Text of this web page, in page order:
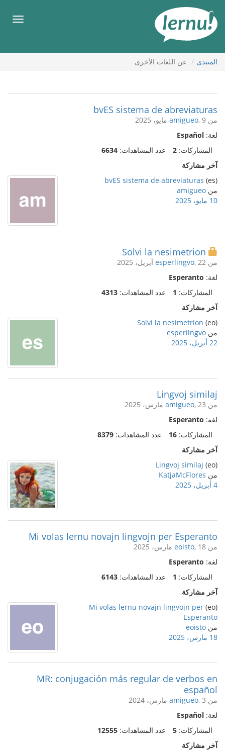
المحتويات
قائمة
المنتدى عن اللغات الأخرى
bvES sistema de abreviaturas
من amigueo, 9 مايو، 2025
لغة: Español
المشاركات: 2 عدد المشاهدات: 6634
آخر مشاركة
(es)
bvES sistema de abreviaturas
من amigueo
10 مايو، 2025
Solvi la nesimetrion
من esperlingvo, 22 أبريل، 2025
لغة: Esperanto
المشاركات: 1 عدد المشاهدات: 4313
آخر مشاركة
(eo)
Solvi la nesimetrion
من esperlingvo
22 أبريل، 2025
Lingvoj similaj
من amigueo, 23 مارس، 2025
لغة: Esperanto
المشاركات: 16 عدد المشاهدات: 8379
آخر مشاركة
(eo)
Lingvoj similaj
من KatjaMcFlores
4 أبريل، 2025
Mi volas lernu novajn lingvojn per Esperanto
من eoisto, 18 مارس، 2025
لغة: Esperanto
المشاركات: 1 عدد المشاهدات: 6143
آخر مشاركة
(eo)
Mi volas lernu novajn lingvojn per
Esperanto
من eoisto
18 مارس، 2025
MR: conjugación más regular de verbos en
español
من amigueo, 3 مارس، 2024
لغة: Español
المشاركات: 5 عدد المشاهدات: 12555
آخر مشاركة